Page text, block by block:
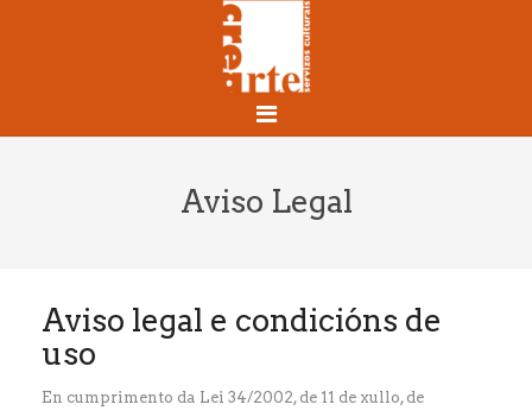
Aviso Legal
Aviso legal e condicións de
uso
En cumprimento da Lei 34/2002, de 11 de xullo, de